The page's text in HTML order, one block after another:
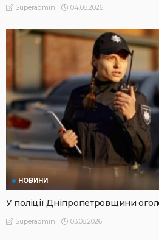
Superadmin 04.08.2026
НОВИНИ
У поліції Дніпропетровщини
Superadmin 03.08.2026